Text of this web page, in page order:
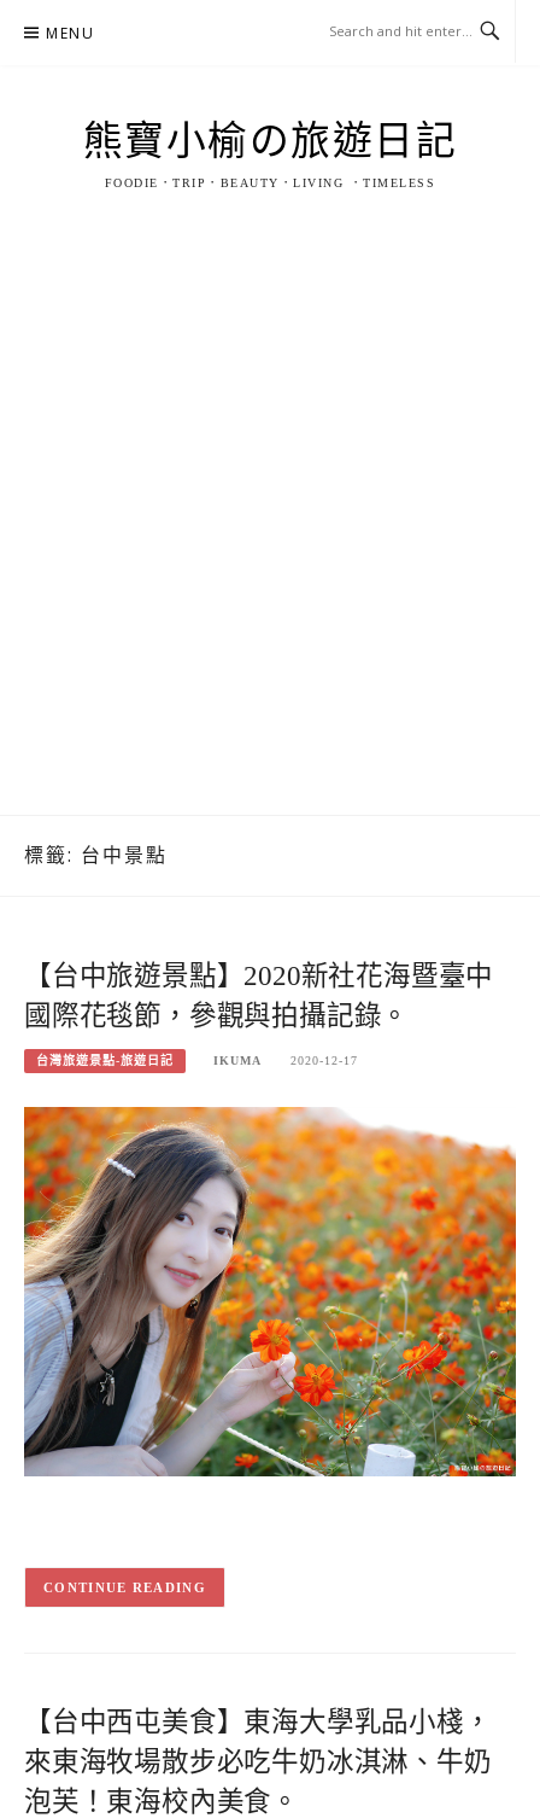
MENU
熊寶小榆の旅遊日記
FOODIE．TRIP．BEAUTY．LIVING ．TIMELESS
標籤: 台中景點
【台中旅遊景點】2020新社花海暨臺中
國際花毯節，參觀與拍攝記錄。
台灣旅遊景點-旅遊日記 IKUMA 2020-12-17
CONTINUE READING
【台中西屯美食】東海大學乳品小棧，
來東海牧場散步必吃牛奶冰淇淋、牛奶
泡芙！東海校內美食。